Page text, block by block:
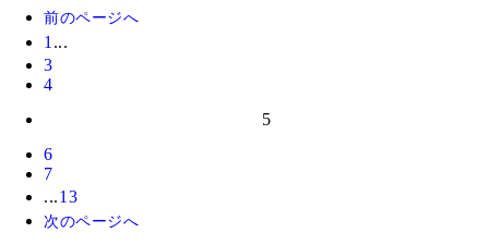
前のページへ
1 ...
3
4
5
6
7
...13
次のページへ